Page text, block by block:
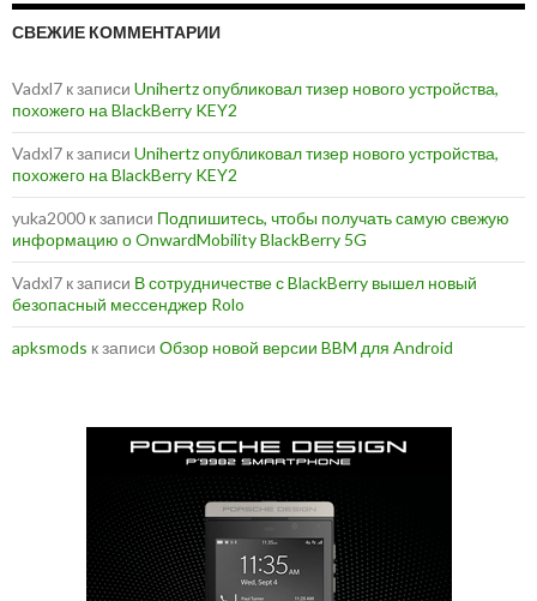
СВЕЖИЕ КОММЕНТАРИИ
Vadxl7 к записи Unihertz опубликовал тизер нового устройства,
похожего на BlackBerry KEY2
Vadxl7 к записи Unihertz опубликовал тизер нового устройства,
похожего на BlackBerry KEY2
yuka2000 к записи Подпишитесь, чтобы получать самую свежую
информацию о OnwardMobility BlackBerry 5G
Vadxl7 к записи В сотрудничестве с BlackBerry вышел новый
безопасный мессенджер Rolo
apksmods к записи Обзор новой версии BBM для Android